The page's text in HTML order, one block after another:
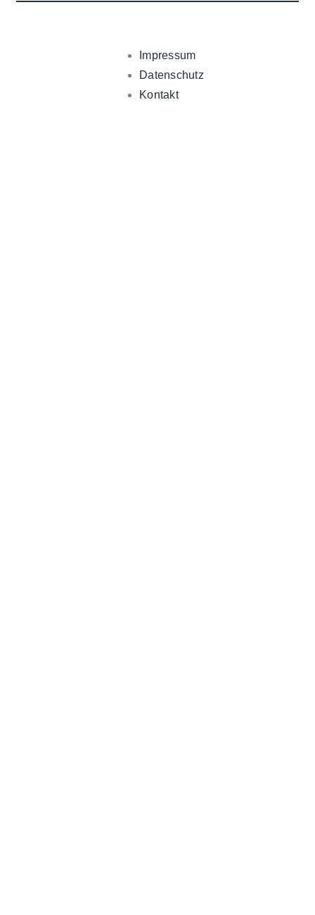
Impressum
Datenschutz
Kontakt